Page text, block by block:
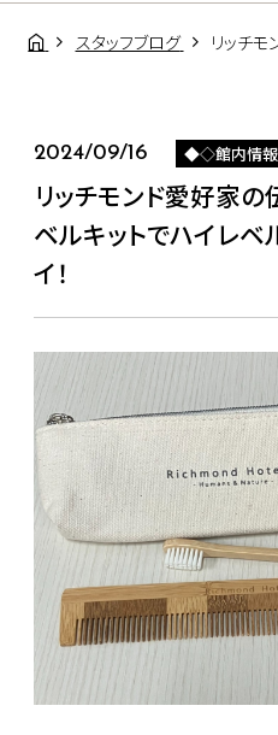
スタッフブログ リッチモンド愛好家
2024/09/16 ◆◇館内情
リッチモンド愛好家の
ベルキットでハイレベ
イ！